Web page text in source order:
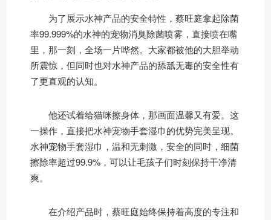
为了展示水神产品的安全特性，蔡旺庭拿起除菌
率99.999%的水神的宠物消臭除菌喷雾，直接喷在嘴
里，那一刻，全场一片哗然。大家都被他的大胆举动
所震惊，但同时也对水神产品的舔舐无毒的安全性有
了更直观的认知。
他还试着给猫咪擦身体，那画面温馨又有爱。这
一操作，直接把水神宠物手套湿巾的优势完美呈现。
水神宠物手套湿巾，温和无刺激，安全的同时，细菌
擦除率超过99.9%，可以让毛孩子们时刻保持干净清
爽。
在介绍产品时，蔡旺庭始终保持着高度的专注和